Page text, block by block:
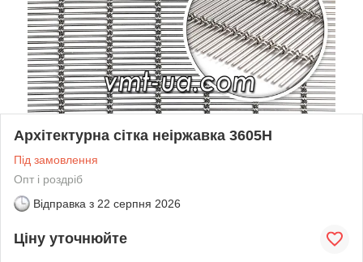
Архітектурна сітка неіржавка 3605H
Під замовлення
Опт і роздріб
Відправка з 22 серпня 2026
Ціну уточнюйте